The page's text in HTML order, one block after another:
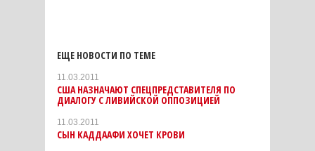
ЕЩЕ НОВОСТИ ПО ТЕМЕ
11.03.2011
США НАЗНАЧАЮТ СПЕЦПРЕДСТАВИТЕЛЯ ПО
ДИАЛОГУ С ЛИВИЙСКОЙ ОППОЗИЦИЕЙ
11.03.2011
СЫН КАДДААФИ ХОЧЕТ КРОВИ